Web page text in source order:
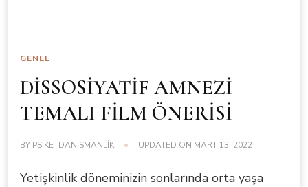
GENEL
DİSSOSİYATİF AMNEZİ
TEMALI FİLM ÖNERİSİ
BY PSIKETDANISMANLIK UPDATED ON MART 13, 2022
Yetişkinlik döneminizin sonlarında orta yaşa